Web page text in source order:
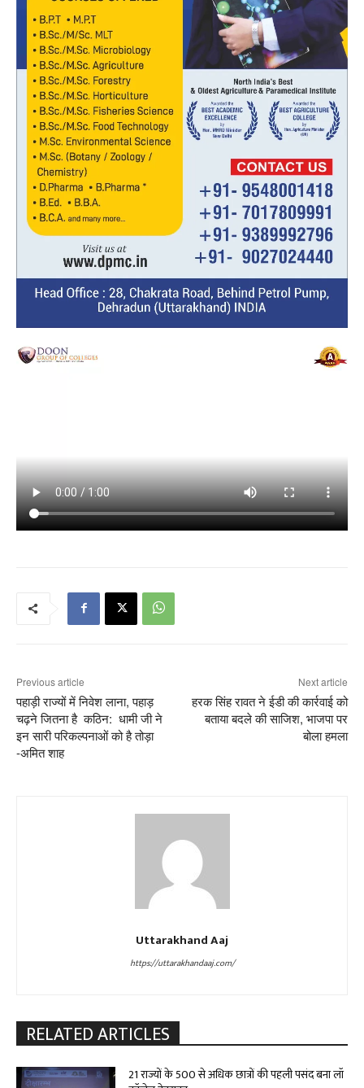
Previous article
पहाड़ी राज्यों में निवेश लाना, पहाड़
चढ़ने जितना है कठिन: धामी जी ने
इन सारी परिकल्पनाओं को है तोड़ा
-अमित शाह
Next article
हरक सिंह रावत ने ईडी की कार्रवाई को
बताया बदले की साजिश, भाजपा पर
बोला हमला
Uttarakhand Aaj
https://uttarakhandaaj.com/
RELATED ARTICLES
21 राज्यों के 500 से अधिक छात्रों की पहली पसंद बना लॉ